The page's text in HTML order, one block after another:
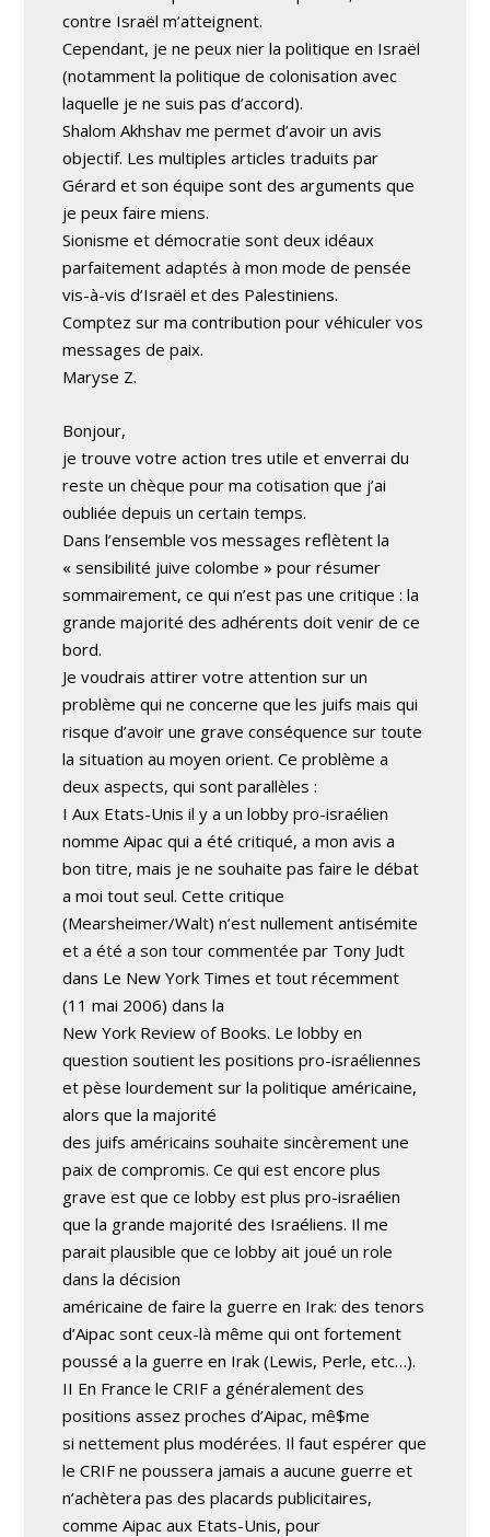
contre Israël m’atteignent.
Cependant, je ne peux nier la politique en Israël
(notamment la politique de colonisation avec
laquelle je ne suis pas d’accord).
Shalom Akhshav me permet d’avoir un avis
objectif. Les multiples articles traduits par
Gérard et son équipe sont des arguments que
je peux faire miens.
Sionisme et démocratie sont deux idéaux
parfaitement adaptés à mon mode de pensée
vis-à-vis d’Israël et des Palestiniens.
Comptez sur ma contribution pour véhiculer vos
messages de paix.
Maryse Z.
Bonjour,
je trouve votre action tres utile et enverrai du
reste un chèque pour ma cotisation que j’ai
oubliée depuis un certain temps.
Dans l’ensemble vos messages reflètent la
« sensibilité juive colombe » pour résumer
sommairement, ce qui n’est pas une critique : la
grande majorité des adhérents doit venir de ce
bord.
Je voudrais attirer votre attention sur un
problème qui ne concerne que les juifs mais qui
risque d’avoir une grave conséquence sur toute
la situation au moyen orient. Ce problème a
deux aspects, qui sont parallèles :
I Aux Etats-Unis il y a un lobby pro-israélien
nomme Aipac qui a été critiqué, a mon avis a
bon titre, mais je ne souhaite pas faire le débat
a moi tout seul. Cette critique
(Mearsheimer/Walt) n’est nullement antisémite
et a été a son tour commentée par Tony Judt
dans Le New York Times et tout récemment
(11 mai 2006) dans la
New York Review of Books. Le lobby en
question soutient les positions pro-israéliennes
et pèse lourdement sur la politique américaine,
alors que la majorité
des juifs américains souhaite sincèrement une
paix de compromis. Ce qui est encore plus
grave est que ce lobby est plus pro-israélien
que la grande majorité des Israéliens. Il me
parait plausible que ce lobby ait joué un role
dans la décision
américaine de faire la guerre en Irak: des tenors
d’Aipac sont ceux-là même qui ont fortement
poussé a la guerre en Irak (Lewis, Perle, etc…).
II En France le CRIF a généralement des
positions assez proches d’Aipac, mê$me
si nettement plus modérées. Il faut espérer que
le CRIF ne poussera jamais a aucune guerre et
n’achètera pas des placards publicitaires,
comme Aipac aux Etats-Unis, pour